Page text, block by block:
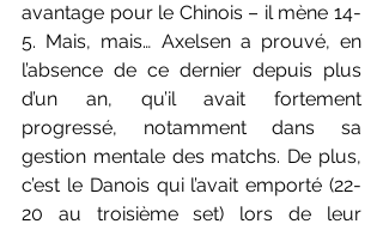
avantage pour le Chinois – il mène 14-
5. Mais, mais… Axelsen a prouvé, en
l’absence de ce dernier depuis plus
d’un an, qu’il avait fortement
progressé, notamment dans sa
gestion mentale des matchs. De plus,
c’est le Danois qui l’avait emporté (22-
20 au troisième set) lors de leur